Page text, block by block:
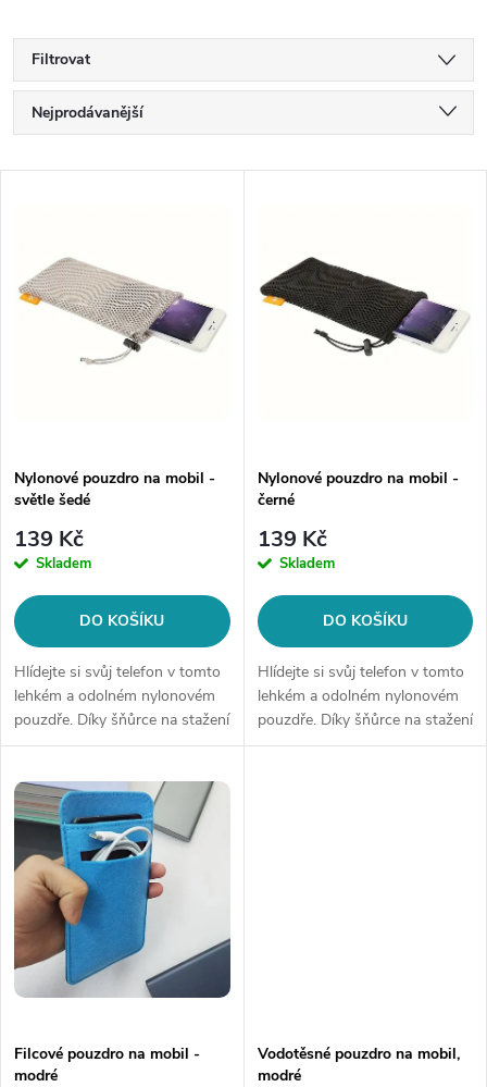
Filtrovat
Ř
a
e
r
o
d
u
k
t
ů
Nejprodávanější
p
p
r
o
d
u
k
t
ů
Nylonové pouzdro na mobil -
světle šedé
139 Kč
Skladem
DO KOŠÍKU
Hlídejte si svůj telefon v tomto
lehkém a odolném nylonovém
pouzdře. Díky šňůrce na stažení
a pevné síťovině bude váš mobil
škrábanci a nárazy. Rozměr:...
Nylonové pouzdro na mobil -
černé
139 Kč
Skladem
DO KOŠÍKU
Hlídejte si svůj telefon v tomto
lehkém a odolném nylonovém
pouzdře. Díky šňůrce na stažení
a pevné síťovině bude váš mobil
Filcové pouzdro na mobil -
modré
Vodotěsné pouzdro na mobil,
modré